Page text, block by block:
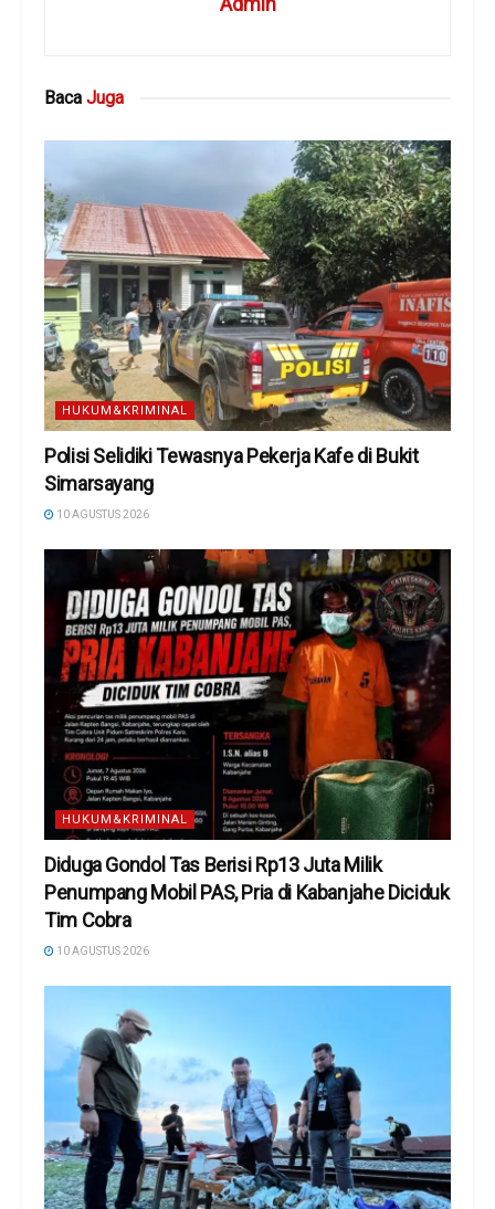
Baca Juga
HUKUM&KRIMINAL
Polisi Selidiki Tewasnya Pekerja Kafe di Bukit
Simarsayang
10 AGUSTUS 2026
HUKUM&KRIMINAL
Diduga Gondol Tas Berisi Rp13 Juta Milik
Penumpang Mobil PAS, Pria di Kabanjahe Diciduk
Tim Cobra
10 AGUSTUS 2026